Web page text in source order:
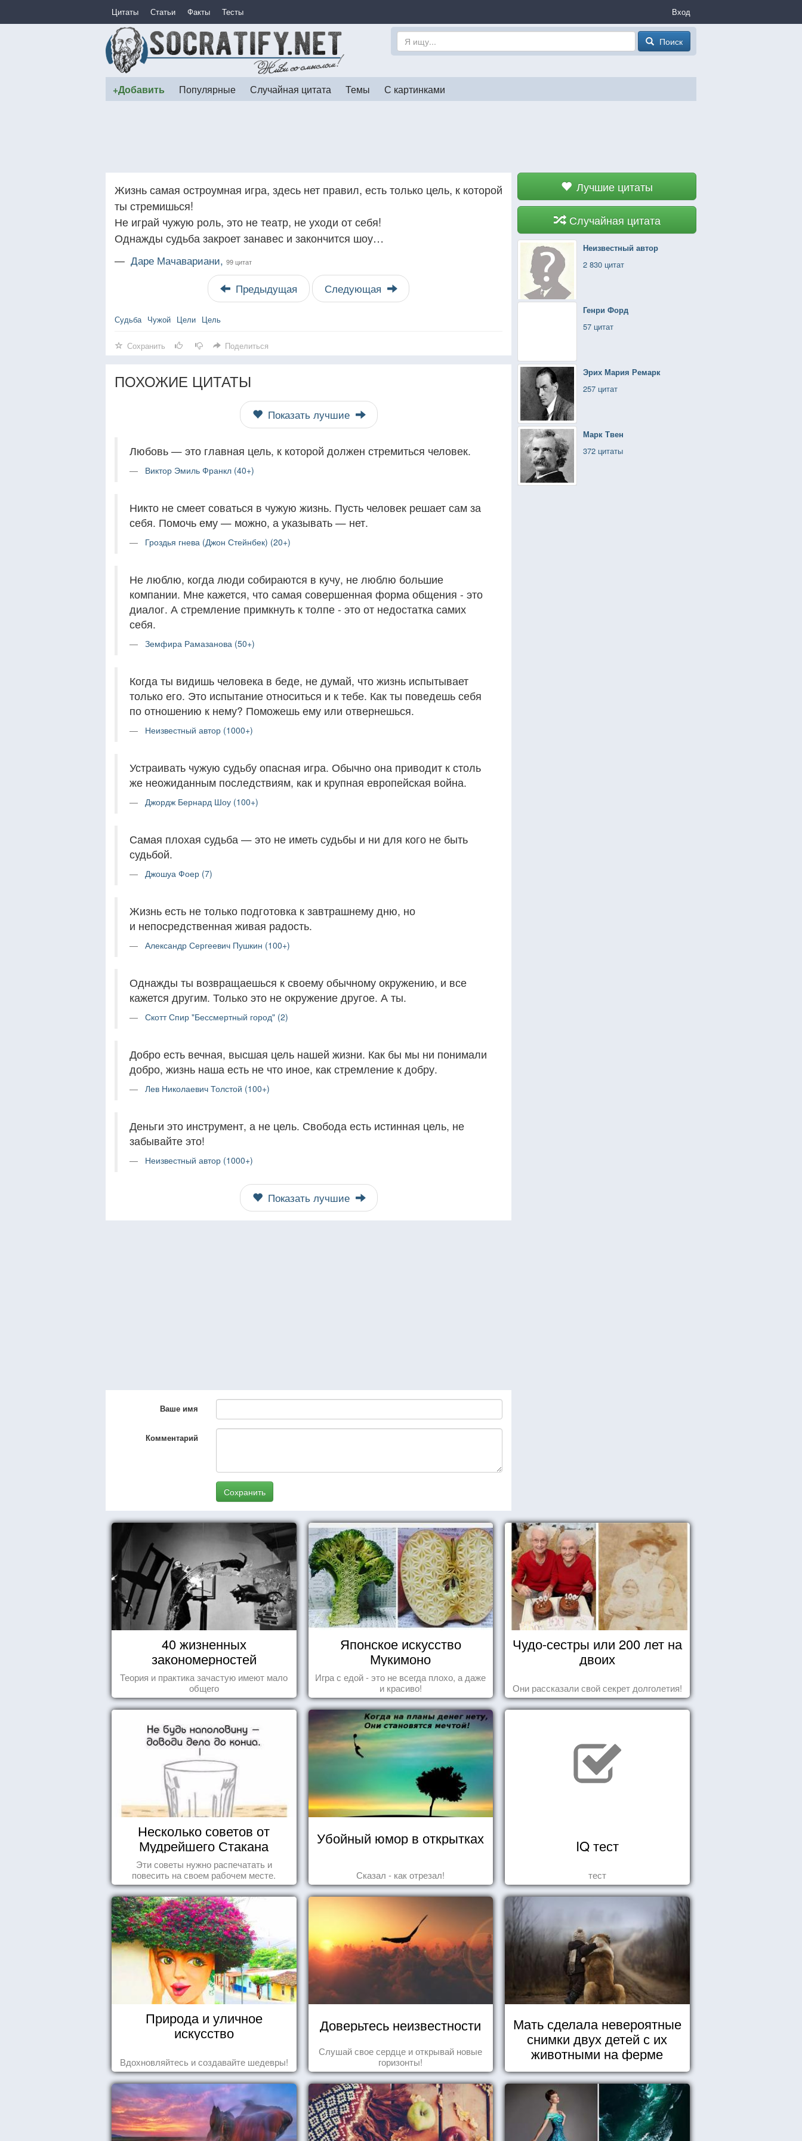
Цитаты Статьи Факты Тесты Вход
Поиск
+Добавить Популярные Случайная цитата Темы С картинками
Лучшие цитаты
Случайная цитата
Неизвестный автор
2 830 цитат
Генри Форд
57 цитат
Эрих Мария Ремарк
257 цитат
Марк Твен
372 цитаты
Жизнь самая остроумная игра, здесь нет правил, есть только цель, к которой
ты стремишься!
Не играй чужую роль, это не театр, не уходи от себя!
Однажды судьба закроет занавес и закончится шоу…
— Даре Мачавариани, 99 цитат
Предыдущая Следующая
Судьба Чужой Цели Цель
Сохранить Поделиться
ПОХОЖИЕ ЦИТАТЫ
Показать лучшие
Любовь — это главная цель, к которой должен стремиться человек.
Виктор Эмиль Франкл (40+)
Никто не смеет соваться в чужую жизнь. Пусть человек решает сам за
себя. Помочь ему — можно, а указывать — нет.
Гроздья гнева (Джон Стейнбек) (20+)
Не люблю, когда люди собираются в кучу, не люблю большие
компании. Мне кажется, что самая совершенная форма общения - это
диалог. А стремление примкнуть к толпе - это от недостатка самих
себя.
Земфира Рамазанова (50+)
Когда ты видишь человека в беде, не думай, что жизнь испытывает
только его. Это испытание относиться и к тебе. Как ты поведешь себя
по отношению к нему? Поможешь ему или отвернешься.
Неизвестный автор (1000+)
Устраивать чужую судьбу опасная игра. Обычно она приводит к столь
же неожиданным последствиям, как и крупная европейская война.
Джордж Бернард Шоу (100+)
Самая плохая судьба — это не иметь судьбы и ни для кого не быть
судьбой.
Джошуа Фоер (7)
Жизнь есть не только подготовка к завтрашнему дню, но
и непосредственная живая радость.
Александр Сергеевич Пушкин (100+)
Однажды ты возвращаешься к своему обычному окружению, и все
кажется другим. Только это не окружение другое. А ты.
Скотт Спир "Бессмертный город" (2)
Добро есть вечная, высшая цель нашей жизни. Как бы мы ни понимали
добро, жизнь наша есть не что иное, как стремление к добру.
Лев Николаевич Толстой (100+)
Деньги это инструмент, а не цель. Свобода есть истинная цель, не
забывайте это!
Неизвестный автор (1000+)
Показать лучшие
Ваше имя
Комментарий
Сохранить
40 жизненных
закономерностей
Теория и практика зачастую имеют мало
общего
Японское искусство
Мукимоно
Игра с едой - это не всегда плохо, а даже
и красиво!
Чудо-сестры или 200 лет на
двоих
Они рассказали свой секрет долголетия!
Несколько советов от
Мудрейшего Стакана
Эти советы нужно распечатать и
повесить на своем рабочем месте.
Убойный юмор в открытках
Сказал - как отрезал!
IQ тест
тест
Природа и уличное
искусство
Вдохновляйтесь и создавайте шедевры!
Доверьтесь неизвестности
Слушай свое сердце и открывай новые
горизонты!
Мать сделала невероятные
снимки двух детей с их
животными на ферме